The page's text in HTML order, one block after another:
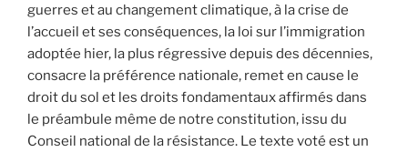
guerres et au changement climatique, à la crise de
l’accueil et ses conséquences, la loi sur l’immigration
adoptée hier, la plus régressive depuis des décennies,
consacre la préférence nationale, remet en cause le
droit du sol et les droits fondamentaux affirmés dans
le préambule même de notre constitution, issu du
Conseil national de la résistance. Le texte voté est un